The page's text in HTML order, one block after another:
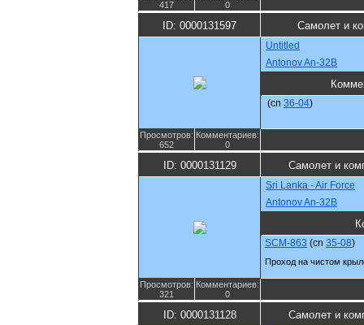
417
0
ID: 0000131597 Самолет и
Untitled
Antonov An-32B
(cn 36-04)
Просмотров:
652
Комментариев:
0
ID: 0000131129 Самолет и
Sri Lanka - Air Force
Antonov An-32B
SCM-863 (cn 35-08)
Проход на чистом
Просмотров:
321
Комментариев:
0
ID: 0000131128 Самолет и